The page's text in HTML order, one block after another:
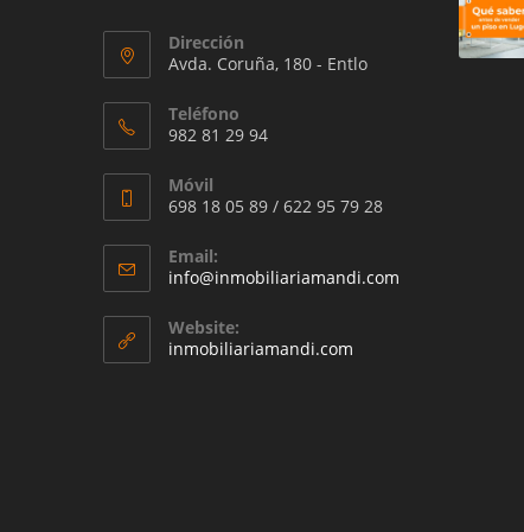
Dirección
Avda. Coruña, 180 - Entlo
Teléfono
982 81 29 94
Móvil
698 18 05 89 / 622 95 79 28
Email:
info@inmobiliariamandi.com
Website:
inmobiliariamandi.com